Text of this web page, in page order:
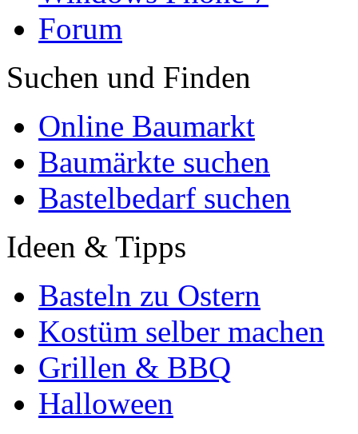
Forum
Suchen und Finden
Online Baumarkt
Baumärkte suchen
Bastelbedarf suchen
Ideen & Tipps
Basteln zu Ostern
Kostüm selber machen
Grillen & BBQ
Halloween